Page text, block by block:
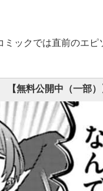
ックでは直前のエピ
【無料公開中（一部）